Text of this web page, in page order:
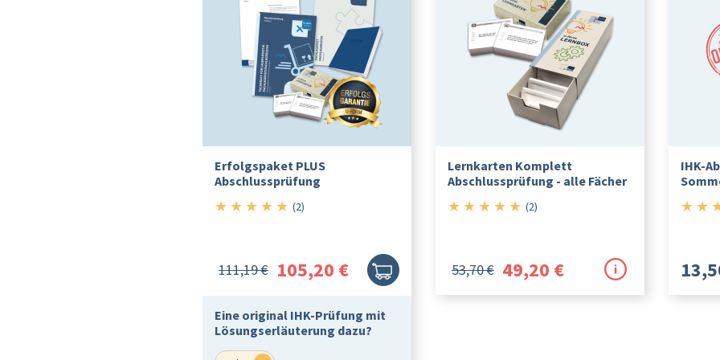
Erfolgspaket PLUS
Abschlussprüfung
★ ★ ★ ★ ★ 5/5
(2)
105,20 €
111,19 €
Eine original IHK-Prüfung mit
Lösungserläuterung dazu?
Lernkarten Komplett
Abschlussprüfung - alle Fächer
★ ★ ★ ★ ★ 5/5
(2)
49,20 €
53,70 €
IHK-
★ ★